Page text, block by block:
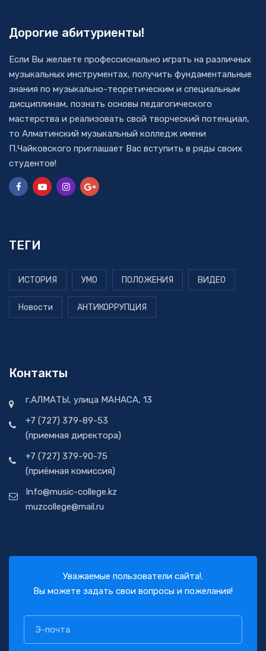
Дорогие абитуриенты!
Если Вы желаете профессионально играть на различных
музыкальных инструментах, получить фундаментальные
знания по музыкально-теоретическим и специальным
дисциплинам, познать основы педагогического
мастерства и реализовать свой творческий потенциал,
то Алматинский музыкальный колледж имени
П.Чайковского приглашает Вас вступить в ряды своих
студентов!
ТЕГИ
ИСТОРИЯ УМО ПОЛОЖЕНИЯ ВИДЕО
Новости АНТИКОРРУПЦИЯ
Контакты
г.АЛМАТЫ, улица МАНАСА, 13
+7 (727) 379-89-53
(приемная директора)
+7 (727) 379-90-75
(приёмная комиссия)
Info@music-college.kz
muzcollege@mail.ru
Уважаемые пользователи сайта!.
Вы можете задать свои вопросы и пожелания!